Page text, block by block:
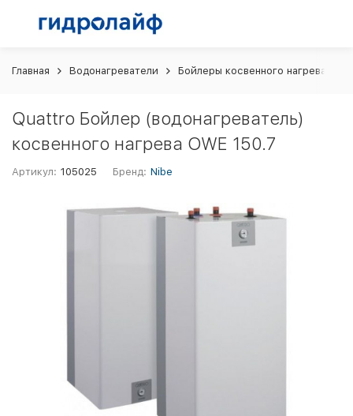
Главная Водонагреватели Бойлеры косвенного нагрева
Quattro Бойлер (водонагреватель)
косвенного нагрева OWE 150.7
Артикул: 105025 Бренд: Nibe